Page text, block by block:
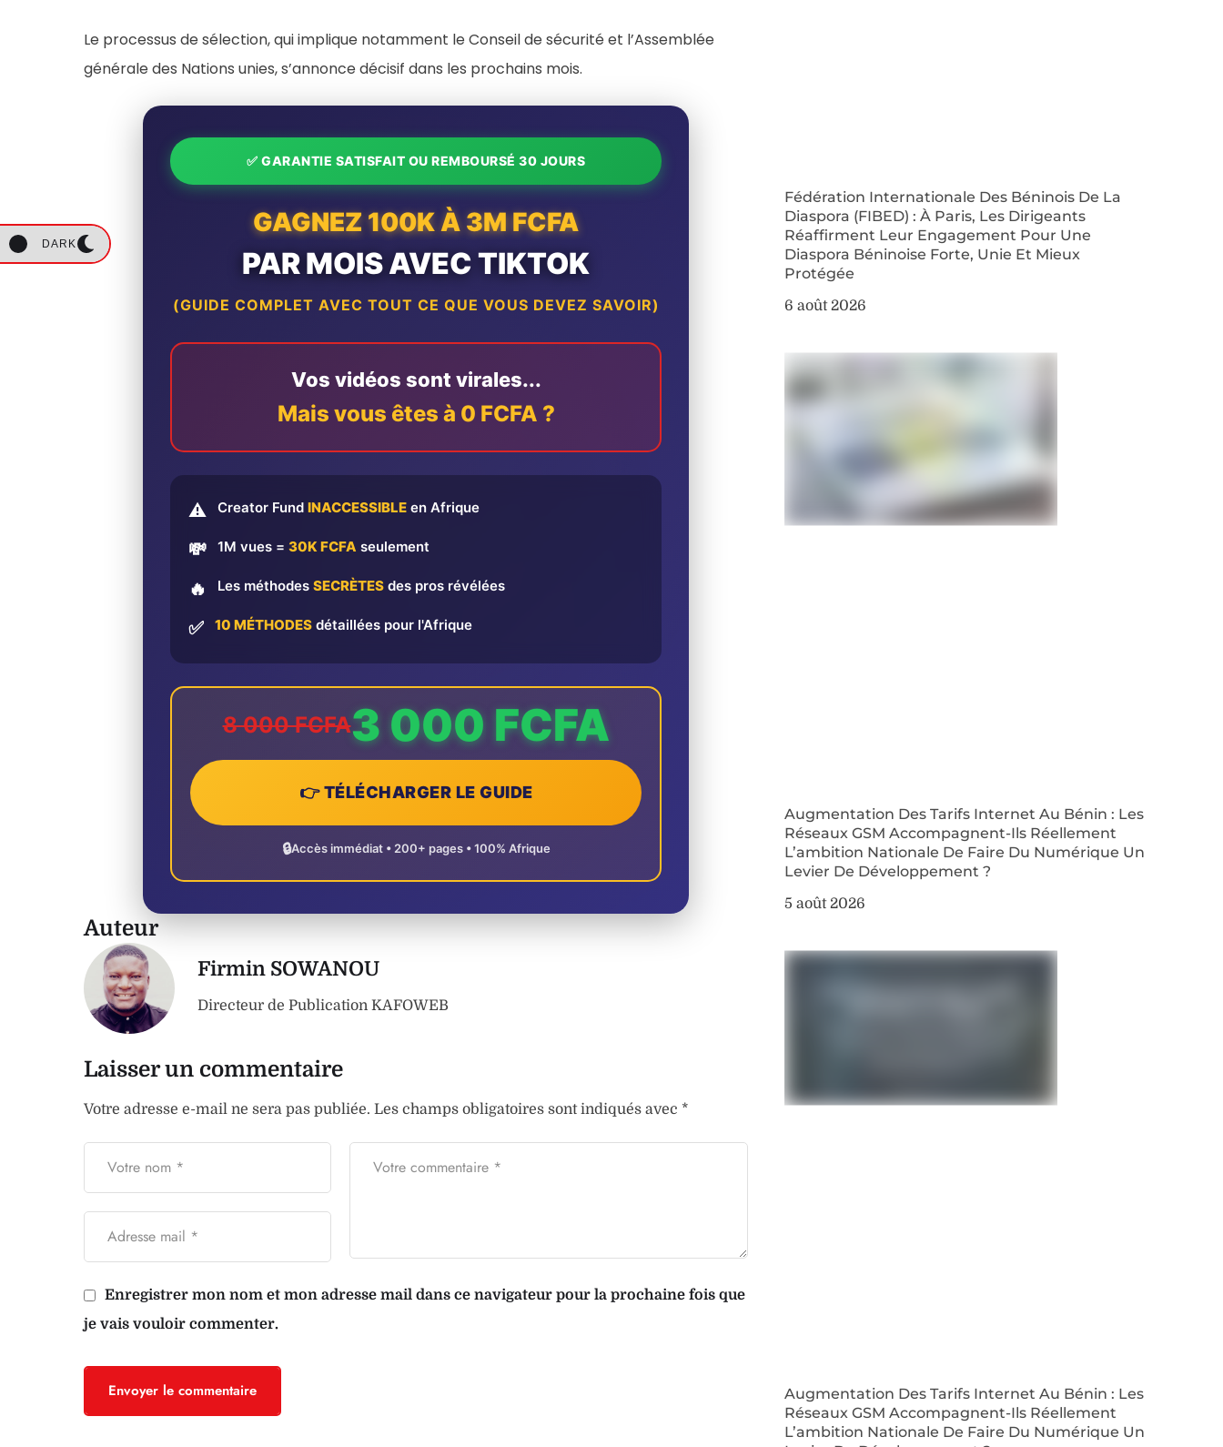
DARK
Le processus de sélection, qui implique notamment le Conseil de sécurité et l’Assemblée
générale des Nations unies, s’annonce décisif dans les prochains mois.
✅ GARANTIE SATISFAIT OU REMBOURSÉ 30 JOURS
GAGNEZ 100K À 3M FCFA
PAR MOIS AVEC TIKTOK
(GUIDE COMPLET AVEC TOUT CE QUE VOUS DEVEZ SAVOIR)
Vos vidéos sont virales...
Mais vous êtes à 0 FCFA ?
⚠️ Creator Fund INACCESSIBLE en Afrique
💸 1M vues = 30K FCFA seulement
🔥 Les méthodes SECRÈTES des pros révélées
✅ 10 MÉTHODES détaillées pour l'Afrique
8 000 FCFA3 000 FCFA
👉 TÉLÉCHARGER LE GUIDE
🔒Accès immédiat • 200+ pages • 100% Afrique
Auteur
Firmin SOWANOU
Directeur de Publication KAFOWEB
Laisser un commentaire
Votre adresse e-mail ne sera pas publiée. Les champs obligatoires sont indiqués avec *
Enregistrer mon nom et mon adresse mail dans ce navigateur pour la prochaine fois que
je vais vouloir commenter.
Envoyer le commentaire
Fédération Internationale Des Béninois De La
Diaspora (FIBED) : À Paris, Les Dirigeants
Réaffirment Leur Engagement Pour Une
Diaspora Béninoise Forte, Unie Et Mieux
Protégée
6 août 2026
Augmentation Des Tarifs Internet Au Bénin : Les
Réseaux GSM Accompagnent-Ils Réellement
L’ambition Nationale De Faire Du Numérique Un
Levier De Développement ?
5 août 2026
Augmentation Des Tarifs Internet Au Bénin : Les
Réseaux GSM Accompagnent-Ils Réellement
L’ambition Nationale De Faire Du Numérique Un